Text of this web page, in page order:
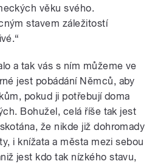
věku svého.
stavem záležitostí
a tak vás s ním můžeme ve
jest pobádání Němců, aby
pokud ji potřebují doma
Bohužel, celá říše tak jest
že nikde již dohromady
i knížata a města mezi sebou
jest kdo tak nízkého stavu,